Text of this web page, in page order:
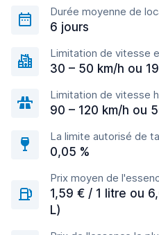
Durée moyenne de
6 jours
Limitation de vitesse
30 – 50 km/h ou
Limitation de vitesse
90 – 120 km/h ou
La limite autorisé de
0,05 %
Prix moyen de
1,59 € / 1 litre ou
L)